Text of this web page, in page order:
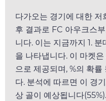
다가오는 경기에 대한 저
후 결과로 FC 아우크스
니다. 이는 지금까지 1.
을 나타냅니다. 이 마켓은
으로 제공되며, %의 확
다. 분석에 따르면 이 경
상 골이 예상됩니다